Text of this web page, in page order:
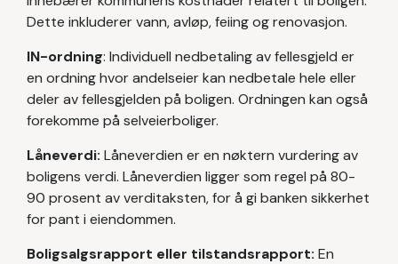
Dette inkluderer vann, avløp, feiing og renovasjon.
IN-ordning: Individuell nedbetaling av fellesgjeld er
en ordning hvor andelseier kan nedbetale hele eller
deler av fellesgjelden på boligen. Ordningen kan også
forekomme på selveierboliger.
Låneverdi: Låneverdien er en nøktern vurdering av
boligens verdi. Låneverdien ligger som regel på 80-
90 prosent av verditaksten, for å gi banken sikkerhet
for pant i eiendommen.
Boligsalgsrapport eller tilstandsrapport: En